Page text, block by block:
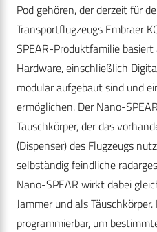
Pod gehören, der derzeit für
Transportflugzeugs Embraer
SPEAR-Produktfamilie
Hardware, einschließlich
modular aufgebaut sind und
ermöglichen. Der Nano-
Täuschkörper, der das
(Dispenser) des Flugzeugs
selbständig feindliche
Nano-SPEAR wirkt dabei
Jammer und als
programmierbar, um